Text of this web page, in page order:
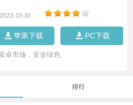
10-30
苹果下载 PC下载
卓市场，安全绿色
排行